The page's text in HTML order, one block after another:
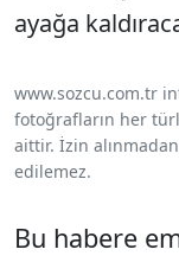
ayağa
www.sozcu.com.tr
fotoğrafların her
aittir. İzin
edilemez.
Bu habere